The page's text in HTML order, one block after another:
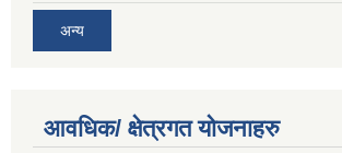
अन्य
आवधिक/ क्षेत्रगत योजनाहरु